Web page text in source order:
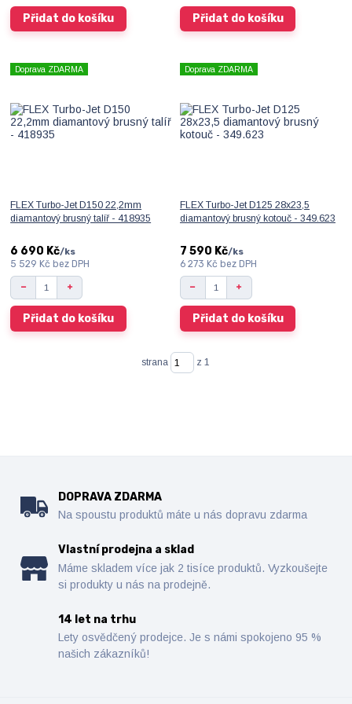
Přidat do košíku Přidat do košíku
Doprava ZDARMA
FLEX Turbo-Jet D150 22,2mm
diamantový brusný talíř - 418935
6 690 Kč/ks
5 529 Kčbez DPH
Přidat do košíku
Doprava ZDARMA
FLEX Turbo-Jet D125 28x23,5
diamantový brusný kotouč - 349.623
7 590 Kč/ks
6 273 Kč bez DPH
Přidat do košíku
strana z 1
DOPRAVA ZDARMA
Na spoustu produktů máte u nás dopravu zdarma
Vlastní prodejna a sklad
Máme skladem více jak 2 tisíce produktů. Vyzkoušejte
si produkty u nás na prodejně.
14 let na trhu
Lety osvědčený prodejce. Je s námi spokojeno 95 %
našich zákazníků!